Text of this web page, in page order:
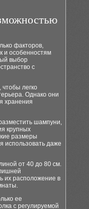
факторов,
и особенностям
выбор
с
легко
Однако они
хранения
шампуни,
крупных
размеры
использовать даже
от 40 до 80 см.
их расположение в
ее
с регулируемой